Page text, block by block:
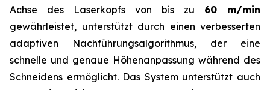
Achse des Laserkopfs von bis zu 60 m/min
gewährleistet, unterstützt durch einen verbesserten
adaptiven Nachführungsalgorithmus, der eine
schnelle und genaue Höhenanpassung während des
Schneidens ermöglicht. Das System unterstützt auch